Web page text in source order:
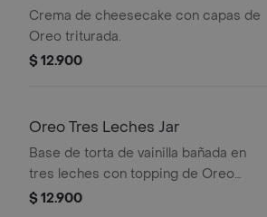
Crema de cheesecake con capas de
Oreo triturada.
$ 12.900
Oreo Tres Leches Jar
Base de torta de vainilla bañada en
tres leches con topping de Oreo
triturada.
$ 12.900